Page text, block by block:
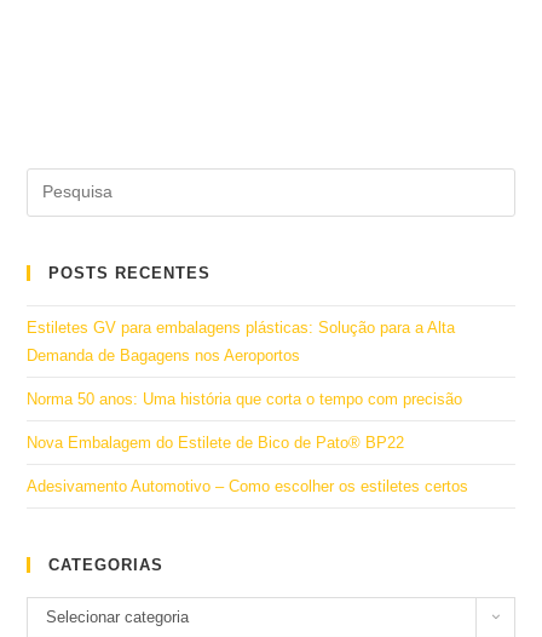
POSTS RECENTES
Estiletes GV para embalagens plásticas: Solução para a Alta
Demanda de Bagagens nos Aeroportos
Norma 50 anos: Uma história que corta o tempo com precisão
Nova Embalagem do Estilete de Bico de Pato® BP22
Adesivamento Automotivo – Como escolher os estiletes certos
CATEGORIAS
Categorias
Selecionar categoria